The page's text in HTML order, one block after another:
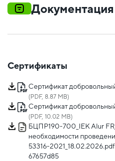
Документация
Сертификаты
Сертификат
(PDF, 8.87 MB)
Сертификат
(PDF, 10.02 MB)
БЦПР190-700_IEK Alur
необходимости
53316-
67657d85